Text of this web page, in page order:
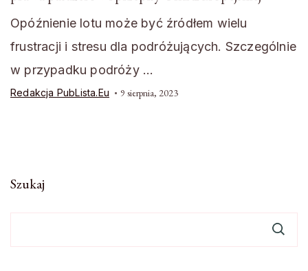
Opóźnienie lotu może być źródłem wielu
frustracji i stresu dla podróżujących. Szczególnie
w przypadku podróży …
Redakcja PubLista.eu 9 sierpnia, 2023
Szukaj